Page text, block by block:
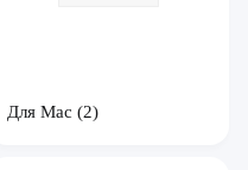
Для Mac (2)